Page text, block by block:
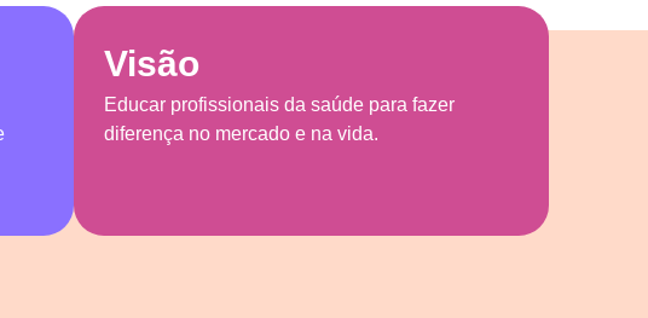
Visão
Educar profissionais da saúde para fazer
diferença no mercado e na vida.